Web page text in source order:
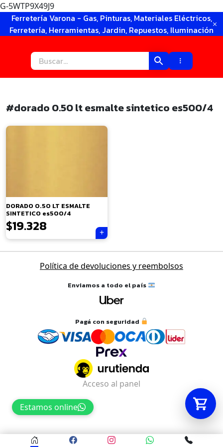
G-5WTP9X49J9
Ferretería Varona - Gas, Pinturas, Materiales Eléctricos,
Ferretería, Herramientas, Jardin, Repuestos, Iluminación
#dorado 0.50 lt esmalte sintetico es500/4
DORADO 0.50 LT ESMALTE
SINTETICO es500/4
$19.328
Política de devoluciones y reembolsos
Enviamos a todo el país
Pagá con seguridad
Estamos online
Acceso al panel
Tu carrito está vacío.
Agregá un producto y aparecerá acá